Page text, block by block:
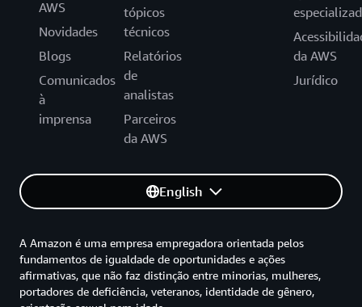
AWS
Novidades
Blogs
Comunicados
à
imprensa
tópicos
técnicos
Relatórios
de
analistas
Parceiros
da AWS
da AWS
Jurídico
English
A Amazon é uma empresa empregadora orientada pelos
fundamentos de igualdade de oportunidades e ações
afirmativas, que não faz distinção entre minorias, mulheres,
portadores de deficiência, veteranos, identidade de gênero,